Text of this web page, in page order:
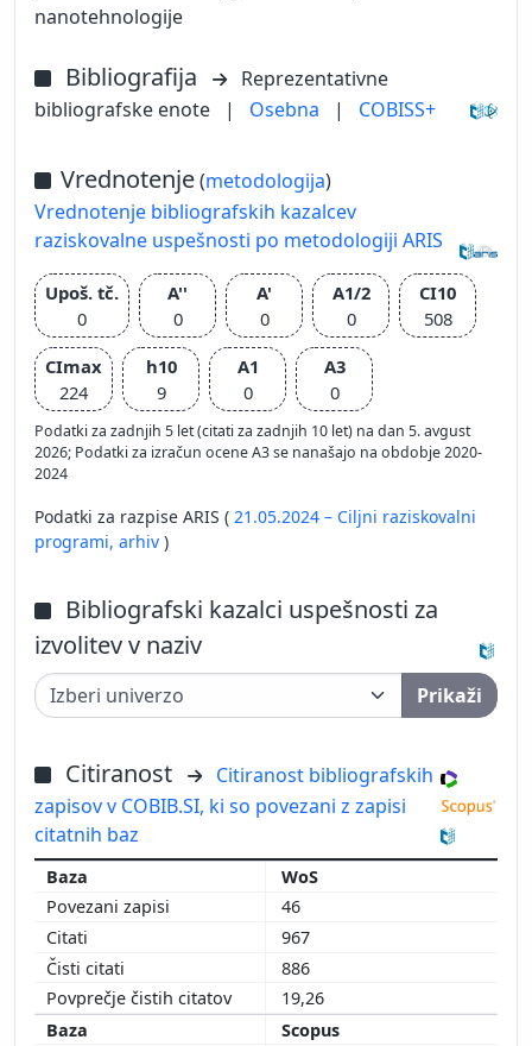
nanotehnologije
Bibliografija
Reprezentativne
bibliografske enote
| Osebna | COBISS+
Vrednotenje(metodologija)
Vrednotenje bibliografskih kazalcev
raziskovalne uspešnosti po metodologiji ARIS
Upoš. tč.
0
A''
0
A'
0
A1/2
0
CI10
508
CImax
224
h10
9
A1
0
A3
0
Podatki za zadnjih 5 let (citati za zadnjih 10 let) na dan 5. avgust
2026; Podatki za izračun ocene A3 se nanašajo na obdobje 2020-
2024
Podatki za razpise ARIS ( 21.05.2024 – Ciljni raziskovalni
programi, arhiv )
Bibliografski kazalci uspešnosti za
izvolitev v naziv
Prikaži
Citiranost
Citiranost bibliografskih
zapisov v COBIB.SI, ki so povezani z zapisi
citatnih baz
WoS
46
967
886
19,26
Scopus